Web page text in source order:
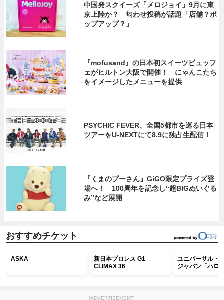
中国発スクイーズ「メロジョイ」9月に東
京上陸か？ 匂わせ投稿が話題「店舗？ポ
ップアップ？」
『mofusand』の日本初スイーツビュッフ
ェがヒルトン大阪で開催！ にゃんこたち
をイメージしたメニューを提供
PSYCHIC FEVER、全国5都市を巡る日本
ツアーをU‐NEXTにて8.9に独占生配信！
『くまのプーさん』GiGO限定プライズ登
場へ！ 100周年を記念し“超BIGぬいぐる
み”など展開
おすすめチケット
ASKA
新日本プロレス G1
CLIMAX 36
ユニバーサル・
ジャパン「ハロ
[ADVERTISEMENT]